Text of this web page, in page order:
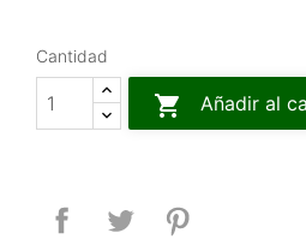
Cantidad
 Añadir al
CompartirTuitear